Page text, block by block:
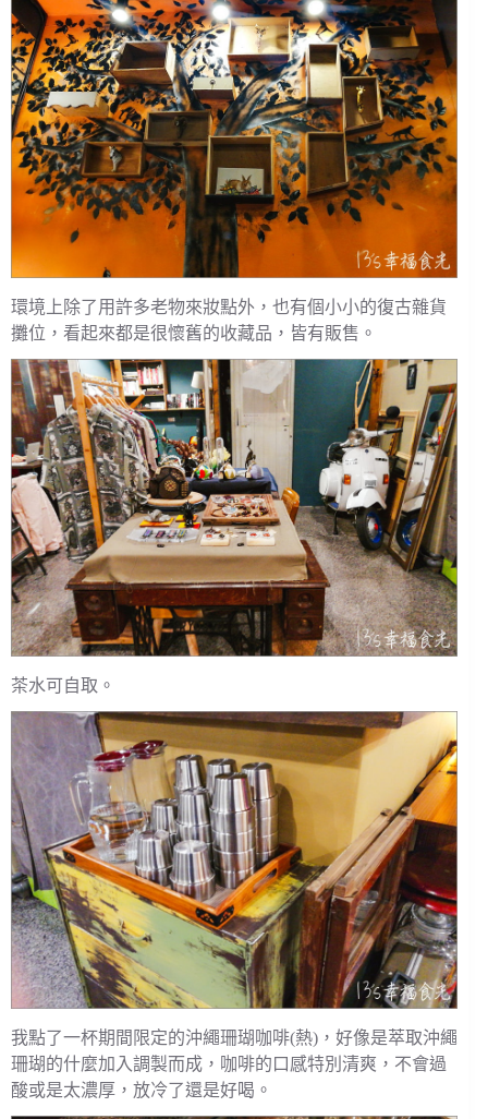
環境上除了用許多老物來妝點外，也有個小小的復古雜貨
攤位，看起來都是很懷舊的收藏品，皆有販售。
茶水可自取。
我點了一杯期間限定的沖繩珊瑚咖啡(熱)，好像是萃取沖繩
珊瑚的什麼加入調製而成，咖啡的口感特別清爽，不會過
酸或是太濃厚，放冷了還是好喝。